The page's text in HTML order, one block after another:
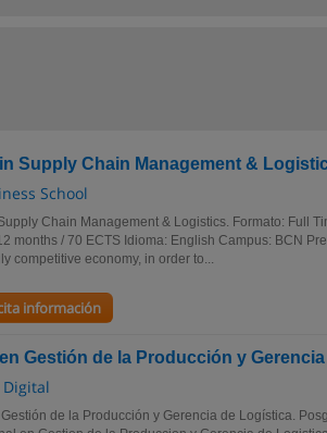
Supply Chain Management &
School
Chain Management & Logistics. Formato: Full
months / 70 ECTS Idioma: English Campus: BCN
competitive economy, in order to...
información
Gestión de la Producción y
Digital
Gestión de la Producción y Gerencia de Logística.